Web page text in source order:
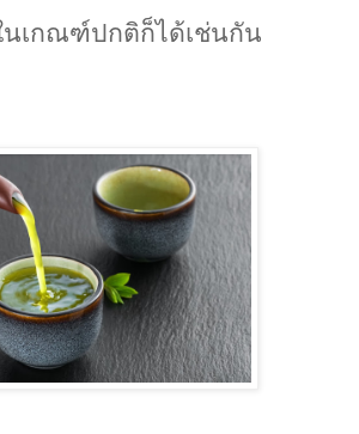
นเกณฑ์ปกติก็ได้เช่นกัน